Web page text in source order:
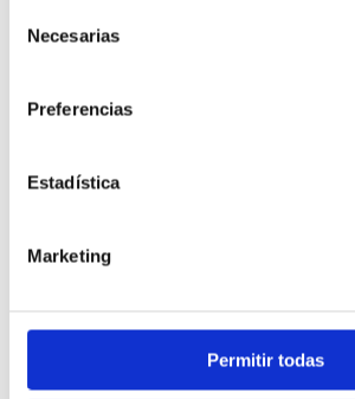
Necesarias
Preferencias
Estadística
Marketing
Permitir todas